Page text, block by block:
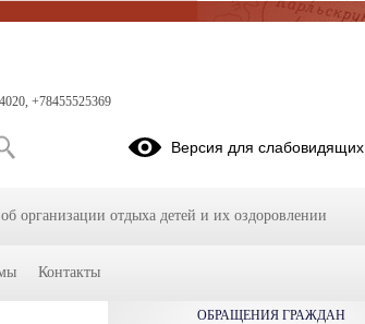
ОБРАЩЕНИЯ ГРАЖДАН
+78455525369
Версия для слабовидящих
организации отдыха детей и их оздоровлении
Контакты